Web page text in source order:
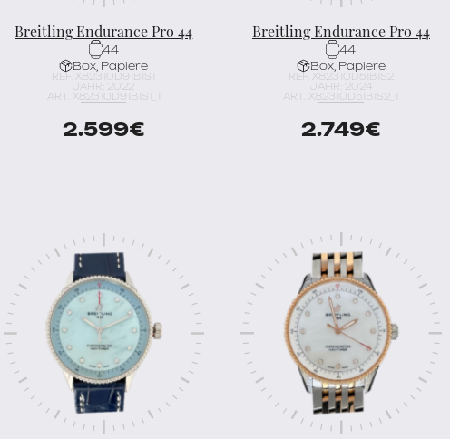
Breitling Endurance Pro 44
44
Box, Papiere
REF. X82310D91B1S1
JAHR: 2022
ART. X82310D91B1S1_1
2.599€
Breitling Endurance Pro 44
44
Box, Papiere
REF. X82310D51B1S2
JAHR: 2024
ART. X82310D51B1S2_1
2.749€